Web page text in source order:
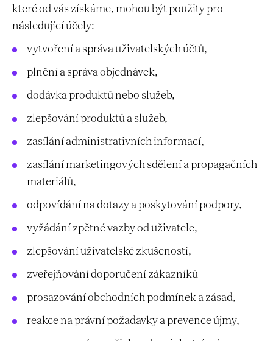
které od vás získáme, mohou být použity pro
následující účely:
vytvoření a správa uživatelských účtů,
plnění a správa objednávek,
dodávka produktů nebo služeb,
zlepšování produktů a služeb,
zasílání administrativních informací,
zasílání marketingových sdělení a propagačních
materiálů,
odpovídání na dotazy a poskytování podpory,
vyžádání zpětné vazby od uživatele,
zlepšování uživatelské zkušenosti,
zveřejňování doporučení zákazníků
prosazování obchodních podmínek a zásad,
reakce na právní požadavky a prevence újmy,